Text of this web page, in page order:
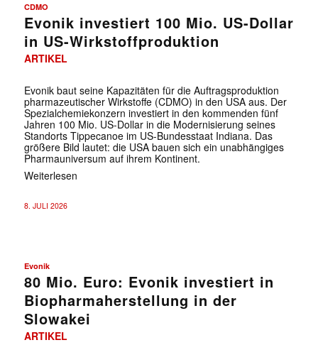
CDMO
Evonik investiert 100 Mio. US-Dollar
in US-Wirkstoffproduktion
ARTIKEL
Evonik baut seine Kapazitäten für die Auftragsproduktion
pharmazeutischer Wirkstoffe (CDMO) in den USA aus. Der
Spezialchemiekonzern investiert in den kommenden fünf
Jahren 100 Mio. US-Dollar in die Modernisierung seines
Standorts Tippecanoe im US-Bundesstaat Indiana. Das
größere Bild lautet: die USA bauen sich ein unabhängiges
Pharmauniversum auf ihrem Kontinent.
Weiterlesen
8. JULI 2026
Evonik
80 Mio. Euro: Evonik investiert in
Biopharmaherstellung in der
Slowakei
ARTIKEL